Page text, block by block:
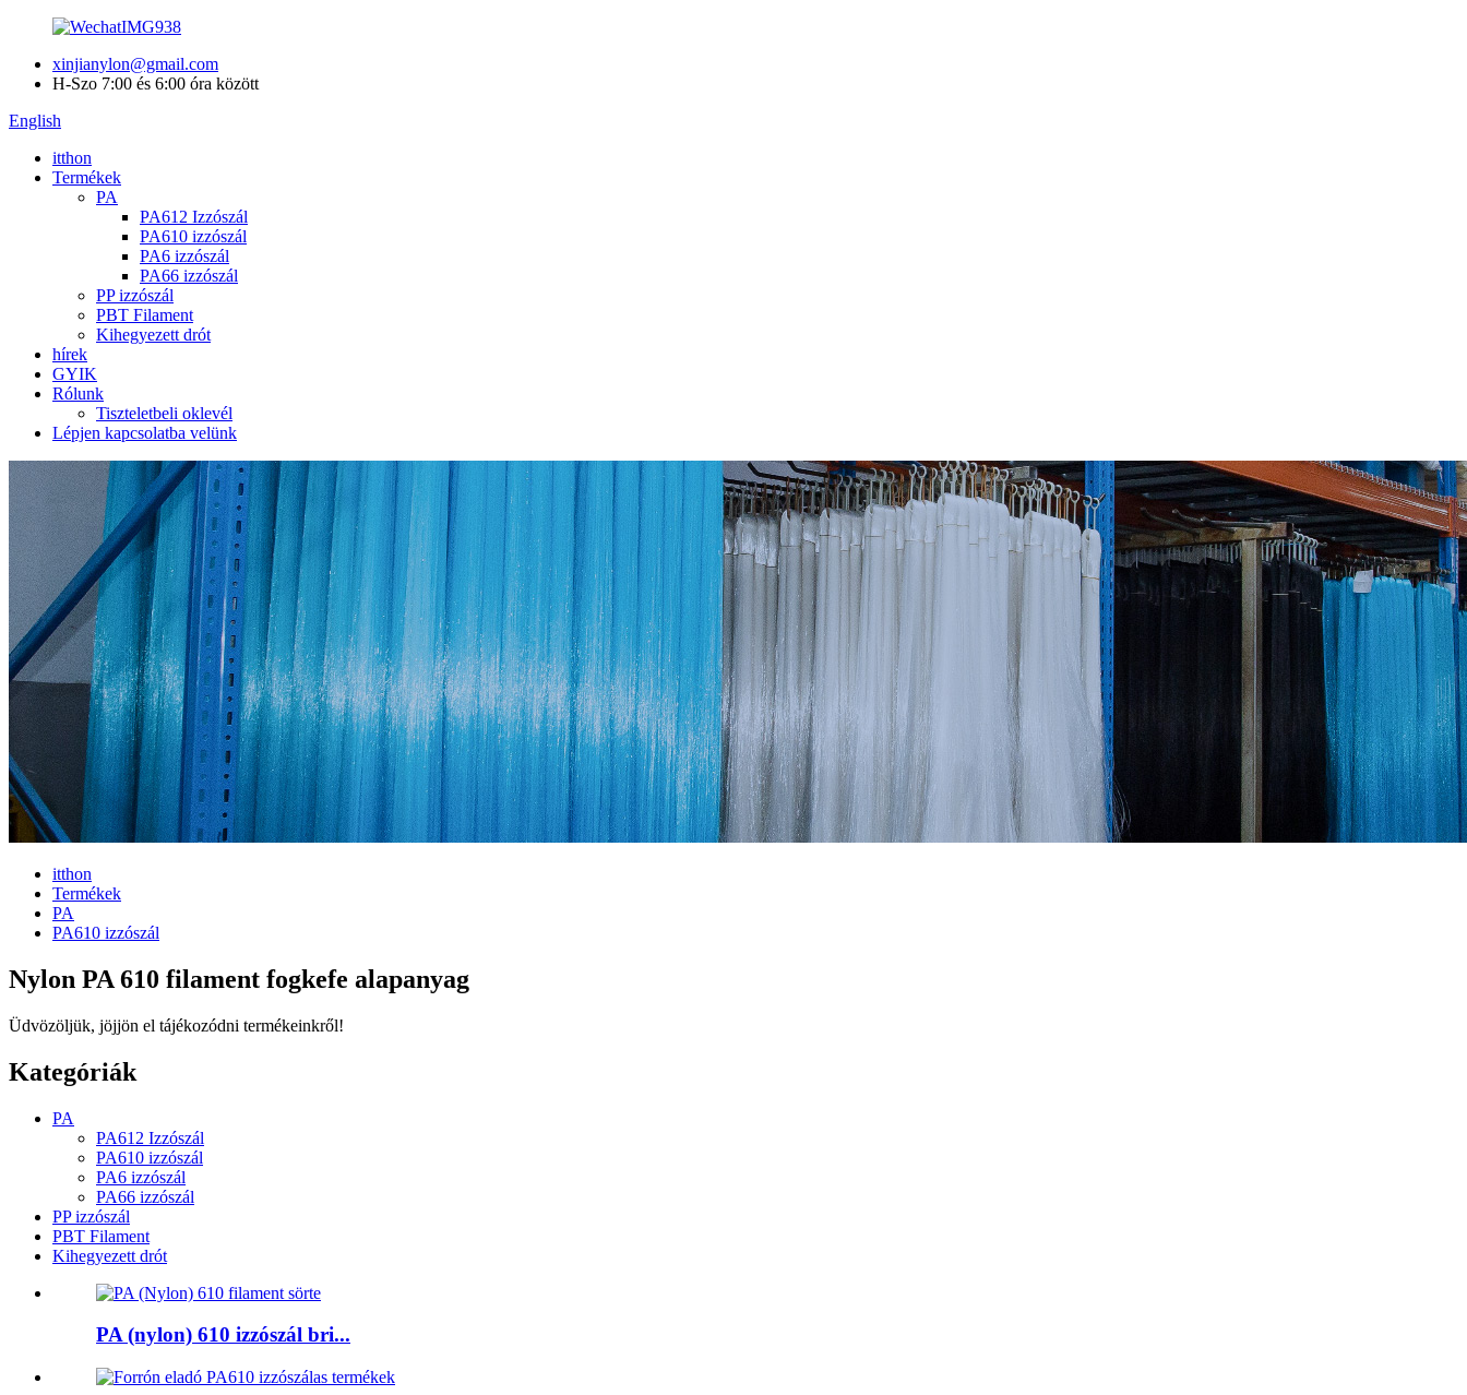
xinjianylon@gmail.com
H-Szo 7:00 és 6:00 óra között
English
itthon
Termékek
PA
PA612 Izzószál
PA610 izzószál
PA6 izzószál
PA66 izzószál
PP izzószál
PBT Filament
Kihegyezett drót
hírek
GYIK
Rólunk
Tiszteletbeli oklevél
Lépjen kapcsolatba velünk
itthon
Termékek
PA
PA610 izzószál
Nylon PA 610 filament fogkefe alapanyag
Üdvözöljük, jöjjön el tájékozódni termékeinkről!
Kategóriák
PA
PA612 Izzószál
PA610 izzószál
PA6 izzószál
PA66 izzószál
PP izzószál
PBT Filament
Kihegyezett drót
PA (nylon) 610 izzószál bri...